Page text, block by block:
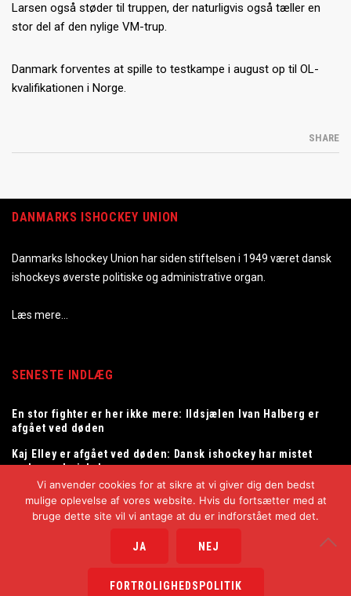
Larsen også støder til truppen, der naturligvis også tæller en
stor del af den nylige VM-trup.
Danmark forventes at spille to testkampe i august op til OL-
kvalifikationen i Norge.
SHARE
DANMARKS ISHOCKEY UNION
Danmarks Ishockey Union har siden stiftelsen i 1949 været dansk
ishockeys øverste politiske og administrative organ.
Læs mere…
SENESTE INDLÆG
En stor fighter er her ikke mere: Ildsjælen Ivan Halberg er
afgået ved døden
Kaj Elley er afgået ved døden: Dansk ishockey har mistet
en legendarisk dommer
Tommy Samuelsson ny landstræner for herrelandsholdet
Copyright © 2025
Vi anvender cookies for at sikre at vi giver dig den bedst
mulige oplevelse af vores website. Hvis du fortsætter med at
bruge dette site vil vi antage at du er indforstået med det.
JA NEJ
FORTROLIGHEDSPOLITIK